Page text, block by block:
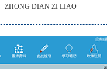
ZHONG DIAN ZI LIAO